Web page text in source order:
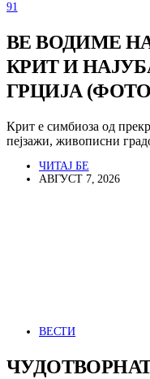
91
ВЕ ВОДИМЕ
КРИТ И
ГРЦИЈА
Крит е симбиоза од
пејзажи, живописни
ЧИТАЈ БЕ
АВГУСТ 7, 2026
ВЕСТИ